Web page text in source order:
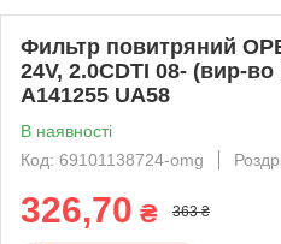
Фильтр повитряний
24V, 2.0CDTI 08- (вир-
A141255 UA58
В наявності
Код: 69101138724-omg
326,70 ₴ 363 ₴